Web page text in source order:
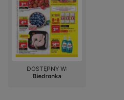
DOSTĘPNY W:
Biedronka